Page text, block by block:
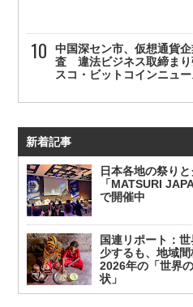
中国深セン市、仮想通貨
査 違法ビジネス取締まり
スコ・ビットコインニュー
新着記事
日本各地の祭り
「MATSURI
で開催中
国連リポート：
少するも、地域
2026年の「世界
状」